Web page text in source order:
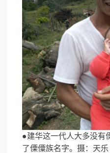
●建华这一代人大多没有
了傈僳族名字。摄：天乐